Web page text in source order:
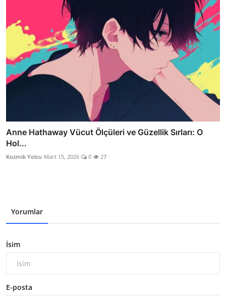
Anne Hathaway Vücut Ölçüleri ve Güzellik Sırları: O
Hol...
Kozmik Yolcu Mart 15, 2026 0 27
Yorumlar
İsim
E-posta